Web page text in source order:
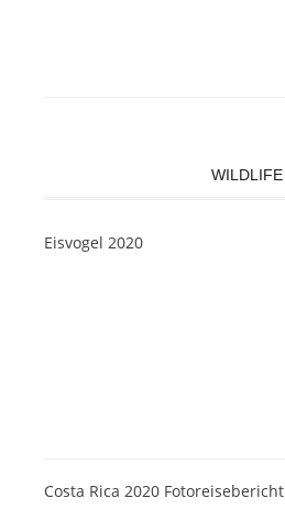
WILDLIFE
Eisvogel 2020
Costa Rica 2020 Fotoreisebericht